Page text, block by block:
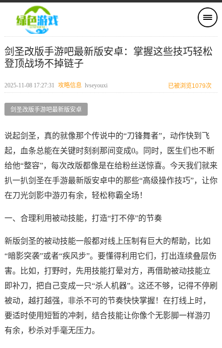
剑圣改版手游吧最新版安卓：掌握这些技巧轻松
登顶战场不掉链子
2025-11-08 17:27:31 攻略信息 lvseyouxi 已被浏览1079次
剑圣改版手游吧最新版安卓
说起剑圣，真的就像那个传说中的“刀锋舞者”，动作快到飞
起，血条总能在关键时刻刹那间变成0。同时，医生们也不断
给他“整容”，每次改版都像是在给粉丝送惊喜。今天我们就来
扒一扒剑圣在手游最新版安卓中的那些“高级操作技巧”，让你
在刀光剑影中游刃有余，轻松称霸全场！
一、合理利用被动技能，打造“打不停”的节奏
新版剑圣的被动技能一般都对线上压制有巨大的帮助，比如
“暗影突袭”或者“疾风步”。要懂得利用它们，打出连续叠层伤
害。比如，打野时，先用技能打晕对方，再借助被动技能立
即补刀，把自己变成一只“杀人机器”。这还不够，记得不停刷
被动，越打越强，非杀不可的节奏快快掌握！在打线上时，
要适时使用短暂的冲刺，结合技能让你像个无影脚一样游刃
有余，秒杀对手毫无压力。